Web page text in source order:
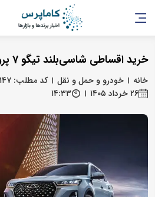
خرید اقساطی شاسی‌بلند تیگو 7 پرو چه شرایطی دارد؟
خانه خودرو و حمل و نقل
کد مطلب: ۳۶۲۱۴۷
۲۶ خرداد ۱۴۰۵
۱۴:۳۳